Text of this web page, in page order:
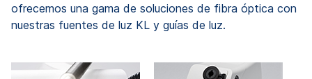
ofrecemos una gama de soluciones de fibra óptica con
nuestras fuentes de luz KL y guías de luz.